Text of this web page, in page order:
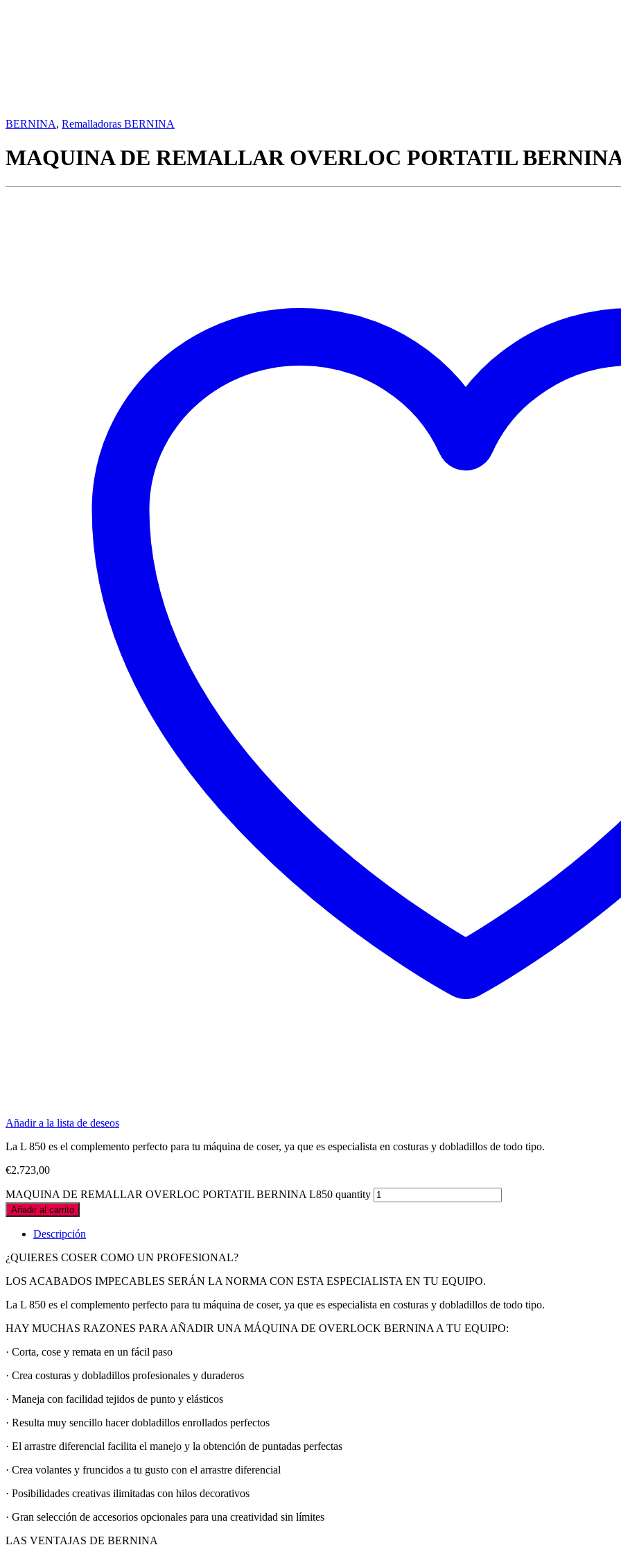
BERNINA, Remalladoras BERNINA
MAQUINA DE REMALLAR OVERLOC PORTATIL
Añadir a la lista de deseos
La L 850 es el complemento perfecto para tu máquina de coser, ya que es especialista en costuras y dobladillos de todo tipo.
€2.723,00
MAQUINA DE REMALLAR OVERLOC PORTATIL BERNINA L850 quantity
Añadir al carrito
Descripción
¿QUIERES COSER COMO UN PROFESIONAL?
LOS ACABADOS IMPECABLES SERÁN LA NORMA CON ESTA ESPECIALISTA EN TU EQUIPO.
La L 850 es el complemento perfecto para tu máquina de coser, ya que es especialista en costuras y dobladillos de todo tipo.
HAY MUCHAS RAZONES PARA AÑADIR UNA MÁQUINA DE OVERLOCK BERNINA A TU EQUIPO:
· Corta, cose y remata en un fácil paso
· Crea costuras y dobladillos profesionales y duraderos
· Maneja con facilidad tejidos de punto y elásticos
· Resulta muy sencillo hacer dobladillos enrollados perfectos
· El arrastre diferencial facilita el manejo y la obtención de puntadas perfectas
· Crea volantes y fruncidos a tu gusto con el arrastre diferencial
· Posibilidades creativas ilimitadas con hilos decorativos
· Gran selección de accesorios opcionales para una creatividad sin límites
LAS VENTAJAS DE BERNINA